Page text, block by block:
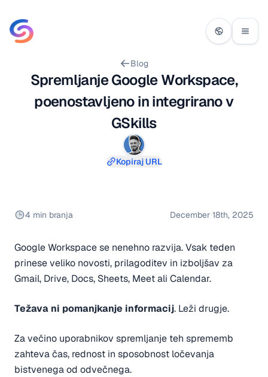
Blog
Spremljanje Google Workspace,
poenostavljeno in integrirano v
GSkills
Kopiraj URL
4 min branja December 18th, 2025
Google Workspace se nenehno razvija. Vsak teden
prinese veliko novosti, prilagoditev in izboljšav za
Gmail, Drive, Docs, Sheets, Meet ali Calendar.
Težava ni pomanjkanje informacij. Leži drugje.
Za večino uporabnikov spremljanje teh sprememb
zahteva čas, rednost in sposobnost ločevanja
bistvenega od odvečnega.